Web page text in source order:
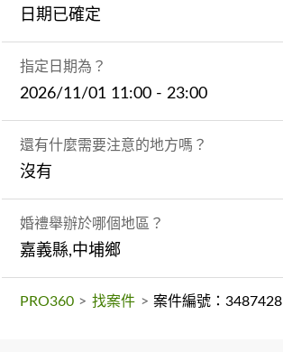
日期已確定
指定日期為？
2026/11/01 11:00 - 23:00
還有什麼需要注意的地方嗎？
沒有
婚禮舉辦於哪個地區？
嘉義縣,中埔鄉
PRO360 > 找案件 > 案件編號：3487428